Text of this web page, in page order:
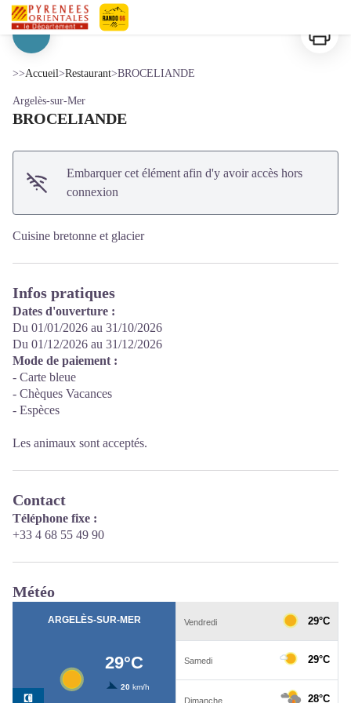
BROCELIANDE
>>Accueil>Restaurant>BROCELIANDE
Argelès-sur-Mer
BROCELIANDE
Embarquer cet élément afin d'y avoir accès hors
connexion
Cuisine bretonne et glacier
Infos pratiques
Dates d'ouverture :
Du 01/01/2026 au 31/10/2026
Du 01/12/2026 au 31/12/2026
Mode de paiement :
- Carte bleue
- Chèques Vacances
- Espèces
Les animaux sont acceptés.
Contact
Téléphone fixe :
+33 4 68 55 49 90
Météo